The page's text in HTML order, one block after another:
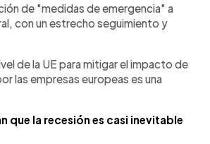
de "medidas de emergencia" a
con un estrecho seguimiento y
de la UE para mitigar el impacto de
las empresas europeas es una
que la recesión es casi inevitable